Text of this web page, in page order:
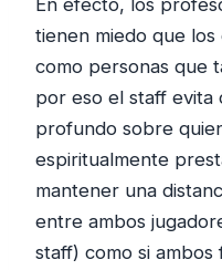
tienen miedo que
como personas que
por eso el staff evita
profundo sobre
espiritualmente
mantener una
entre ambos
staff) como si